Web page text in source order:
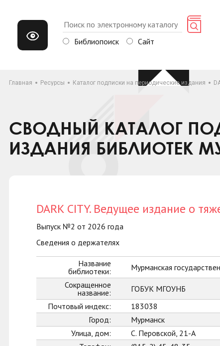
Библиопоиск Сайт
Главная Ресурсы Каталог подписки на периодические издания
СВОДНЫЙ КАТАЛОГ
ИЗДАНИЯ БИБЛИОТЕК
DARK CITY. Ведущее издание о
Выпуск №2 от 2026 года
Сведения о держателях
Название
библиотеки:
Мурманская
Сокращенное
название:
ГОБУК МГОУНБ
Почтовый индекс:
183038
Город:
Мурманск
Улица, дом:
С. Перовской, 21-А